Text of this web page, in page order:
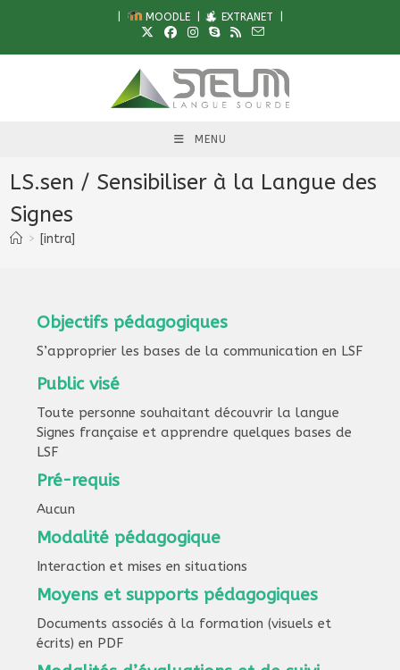
MOODLE| EXTRANET
MENU
LS.sen / Sensibiliser à la Langue des
Signes
> [intra]
Objectifs pédagogiques
S’approprier les bases de la communication en LSF
Public visé
Toute personne souhaitant découvrir la langue
Signes française et apprendre quelques bases de
LSF
Pré-requis
Aucun
Modalité pédagogique
Interaction et mises en situations
Moyens et supports pédagogiques
Documents associés à la formation (visuels et
écrits) en PDF